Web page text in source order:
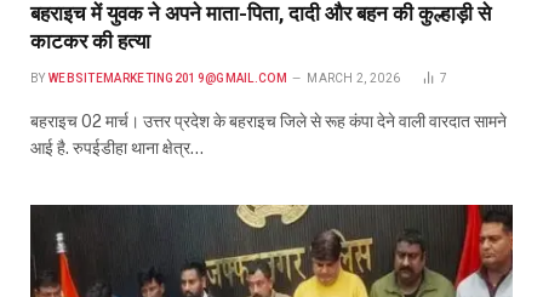
बहराइच में युवक ने अपने माता-पिता, दादी और बहन की कुल्हाड़ी से
काटकर की हत्या
BY WEBSITEMARKETING2019@GMAIL.COM MARCH 2, 2026 7
बहराइच 02 मार्च। उत्तर प्रदेश के बहराइच जिले से रूह कंपा देने वाली वारदात सामने
आई है. रुपईडीहा थाना क्षेत्र…